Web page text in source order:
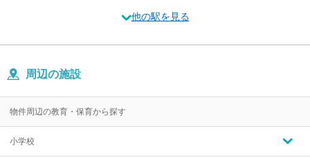
他の駅を見る
周辺の施設
物件周辺の教育・保育から探す
小学校